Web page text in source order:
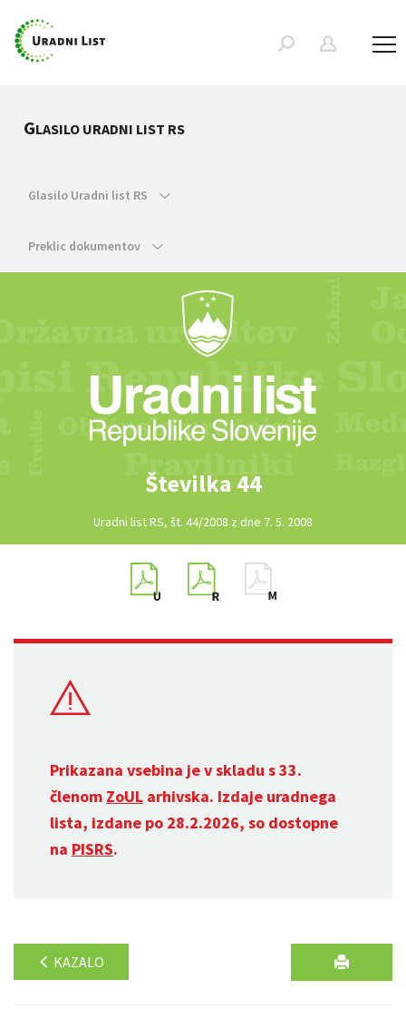
GLASILO URADNI LIST RS
Glasilo Uradni list RS
Preklic dokumentov
Številka 44
Uradni list RS, št. 44/2008 z dne 7. 5. 2008
Prikazana vsebina je v skladu s 33.
členom ZoUL arhivska. Izdaje uradnega
lista, izdane po 28.2.2026, so dostopne
na PISRS.
KAZALO